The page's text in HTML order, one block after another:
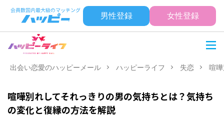
男性登録 女性登録
出会い恋愛のハッピーメール ハッピーライフ 失恋 喧
喧嘩別れしてそれっきりの男の気持ちとは？気持ち
の変化と復縁の方法を解説